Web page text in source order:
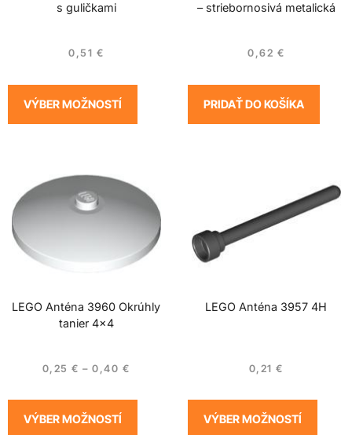
s guličkami
0,51 €
VÝBER MOŽNOSTÍ
– striebornosivá metalická
0,62 €
PRIDAŤ DO KOŠÍKA
LEGO Anténa 3960 Okrúhly
tanier 4×4
0,25€ – 0,40 €
VÝBER MOŽNOSTÍ
LEGO Anténa 3957 4H
0,21 €
VÝBER MOŽNOSTÍ